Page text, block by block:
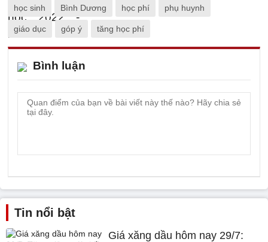
học sinh Bình Dương học phí phụ huynh
giáo dục góp ý tăng học phí
Bình luận
Tin nổi bật
Giá xăng dầu hôm nay 29/7: